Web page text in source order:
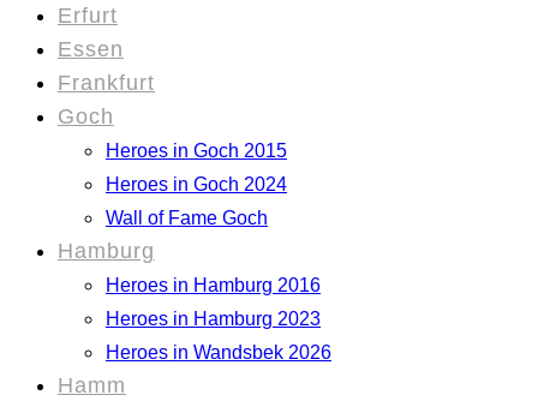
Erfurt
Essen
Frankfurt
Goch
Heroes in Goch 2015
Heroes in Goch 2024
Wall of Fame Goch
Hamburg
Heroes in Hamburg 2016
Heroes in Hamburg 2023
Heroes in Wandsbek 2026
Hamm